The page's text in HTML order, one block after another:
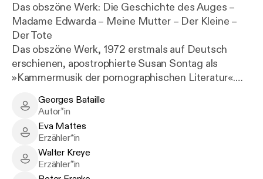
Das obszöne Werk: Die Geschichte des Auges –
Madame Edwarda – Meine Mutter – Der Kleine –
Der Tote
Das obszöne Werk, 1972 erstmals auf Deutsch
erschienen, apostrophierte Susan Sontag als
»Kammermusik der pornographischen Literatur«.
zweifache: die des Tabus und die seiner
Überschreitung; erst die Überschreitung des Tabus
ermöglicht den Personen Batailles - Sartre nannte
ihn einen »neuen Mystiker« - auch die
Transzendierung des Ich.
Georges Bataille - Author
Georges Bataille
Autor*in
Eva Mattes - Narrator
Eva Mattes
Erzähler*in
Walter Kreye - Narrator
Walter Kreye
Erzähler*in